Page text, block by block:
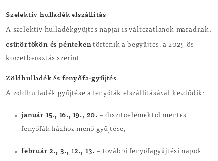
Szelektív hulladék elszállítás
A szelektív hulladékgyűjtés napjai is változatlanok maradnak:
csütörtökön és pénteken történik a begyűjtés, a 2025-ös
körzetbeosztás szerint.
Zöldhulladék és fenyőfa-gyűjtés
A zöldhulladék gyűjtése a fenyőfák elszállításával kezdődik:
január 15., 16., 19., 20. – díszítőelemektől mentes
fenyőfák házhoz menő gyűjtése,
február 2., 3., 12., 13. – további fenyőfagyűjtési napok.